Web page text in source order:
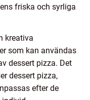
friska och syrliga
kreativa
som kan användas
dessert pizza. Det
dessert pizza,
efter de